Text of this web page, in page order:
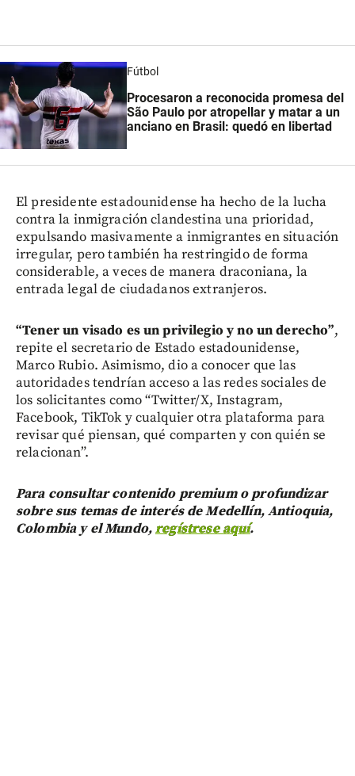
Fútbol
Procesaron a reconocida promesa del
São Paulo por atropellar y matar a un
anciano en Brasil: quedó en libertad
El presidente estadounidense ha hecho de la lucha
contra la inmigración clandestina una prioridad,
expulsando masivamente a inmigrantes en situación
irregular, pero también ha restringido de forma
considerable, a veces de manera draconiana, la
entrada legal de ciudadanos extranjeros.
“Tener un visado es un privilegio y no un derecho”,
repite el secretario de Estado estadounidense,
Marco Rubio. Asimismo, dio a conocer que las
autoridades tendrían acceso a las redes sociales de
los solicitantes como “Twitter/X, Instagram,
Facebook, TikTok y cualquier otra plataforma para
revisar qué piensan, qué comparten y con quién se
relacionan”.
Para consultar contenido premium o profundizar
sobre sus temas de interés de Medellín, Antioquia,
Colombia y el Mundo,regístrese aquí.